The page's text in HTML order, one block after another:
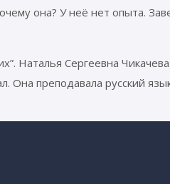
она? У неё нет опыта.
Наталья Сергеевна
Она преподавала русский